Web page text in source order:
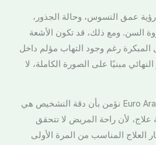
عمق التسوس، وحالة الجذور،
السن. ومع ذلك، قد تكون الأشعة
المبكرة رغم وجود التهاب مؤلم داخل
مبنيًا على الصورة الكاملة، لا
في Euro Arabian Dental Center نؤمن بأن دقة التشخيص هي
علاج، لأن راحة المريض لا تتحقق
العلاج المناسب من المرة الأولى